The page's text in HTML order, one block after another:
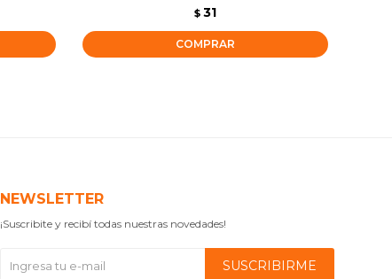
$ 31
NEWSLETTER
¡Suscribite y recibí todas nuestras novedades!
SUSCRIBIRME